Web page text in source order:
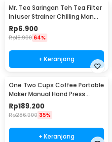
Mr. Tea Saringan Teh Tea Filter
Infuser Strainer Chilling Man
Silicon - MR03
Rp6.900
Rp18.900 64%
+ Keranjang
One Two Cups Coffee Portable
Maker Manual Hand Press
Espresso 300ml - T35066
Rp189.200
Rp286.900 35%
+ Keranjang